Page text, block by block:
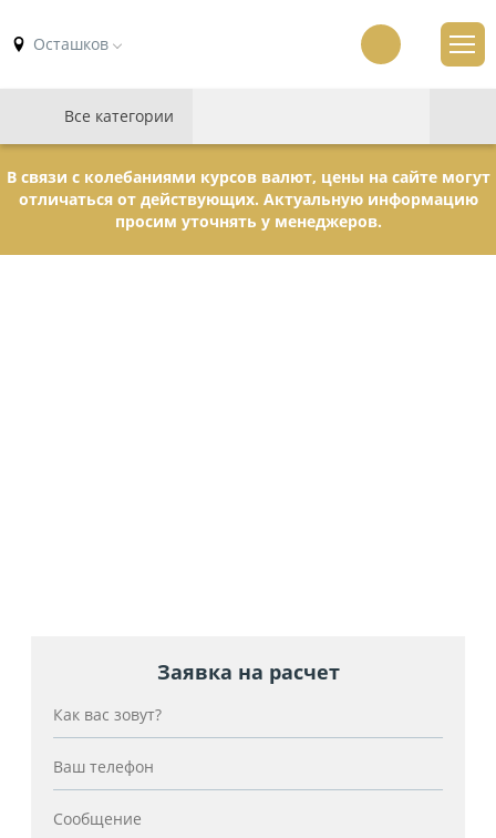
Осташков
Все категории
В связи с колебаниями курсов валют, цены на сайте могут
отличаться от действующих. Актуальную информацию
просим уточнять у менеджеров.
Заявка на расчет